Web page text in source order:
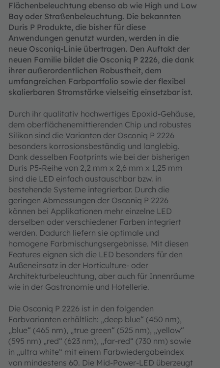
Flächenbeleuchtung ebenso ab wie High und Low
Bay oder Straßenbeleuchtung. Die bekannten
Duris P Produkte, die bisher für diese
Anwendungen genutzt wurden, werden in die
neue Osconiq-Linie übertragen. Den Auftakt der
neuen Familie bildet die Osconiq P 2226, die dank
ihrer außerordentlichen Robustheit, dem
umfangreichen Farbportfolio sowie der flexibel
skalierbaren Stromstärke vielseitig einsetzbar ist.
Durch ihr qualitativ hochwertiges Epoxid-Gehäuse,
dem oberflächenemittierenden Chip und robustes
Silikon sind die Varianten der Osconiq P 2226
besonders korrosionsbeständig und langlebig.
Dank desselben Footprints wie bei der bisherigen
Duris P5-Reihe von 2,2 mm x 2,6 mm x 1,25 mm
sind die LED einfach austauschbar bzw. in
bestehende Systeme integrierbar. Durch die
geringen Abmessungen der Osconiq P 2226
können bei Applikationen mehr einzelne LED
derselben oder verschiedener Farben integriert
werden. Dadurch liefern sie optimale und
homogene Farbmischungsergebnisse. Mit diesen
Features eignen sich die LED besonders für den
Außeneinsatz in der Horticulture- oder
Architekturbeleuchtung, aber auch für Innenräume
wie in der Gastronomie und Hotellerie.
Die Osconiq P 2226 ist in den folgenden
Farbvarianten erhältlich: „deep blue“ (450 nm),
„blue“ (465 nm), „true green“ (525 nm), „yellow“
(595 nm) „red“ (623 nm), „far-red“ (730 nm) sowie
in „ultra white“ mit einem Farbwiedergabeindex
von mindestens 60. Die Mid-Power-LED überzeugt